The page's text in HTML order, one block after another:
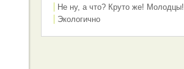
Не ну, а что? Круто же! Молодцы!
Экологично